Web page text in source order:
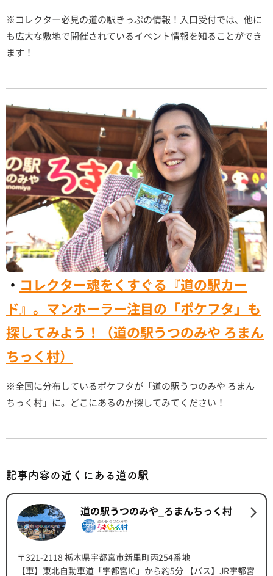
※コレクター必見の道の駅きっぷの情報！入口受付では、他に
も広大な敷地で開催されているイベント情報を知ることができ
ます！
・ コレクター魂をくすぐる『道の駅カー
ド』。マンホーラー注目の「ポケフタ」も
探してみよう！（道の駅うつのみや ろまん
ちっく村）
※全国に分布しているポケフタが「道の駅うつのみや ろまん
ちっく村」に。どこにあるのか探してみてください！
記事内容の近くにある道の駅
道の駅うつのみや_ろまんちっく村
〒321-2118 栃木県宇都宮市新里町丙254番地
【車】東北自動車道「宇都宮IC」から約5分 【バス】JR宇都宮